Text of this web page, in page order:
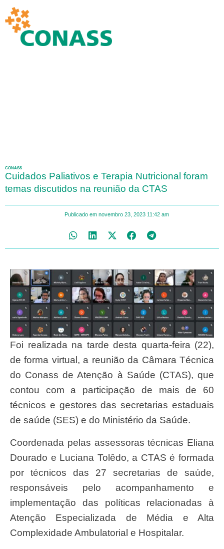
CONASS
Cuidados Paliativos e Terapia Nutricional foram
temas discutidos na reunião da CTAS
Publicado em novembro 23, 2023 11:42 am
Foi realizada na tarde desta quarta-feira (22),
de forma virtual, a reunião da Câmara Técnica
do Conass de Atenção à Saúde (CTAS), que
contou com a participação de mais de 60
técnicos e gestores das secretarias estaduais
de saúde (SES) e do Ministério da Saúde.
Coordenada pelas assessoras técnicas Eliana
Dourado e Luciana Tolêdo, a CTAS é formada
por técnicos das 27 secretarias de saúde,
responsáveis pelo acompanhamento e
implementação das políticas relacionadas à
Atenção Especializada de Média e Alta
Complexidade Ambulatorial e Hospitalar.